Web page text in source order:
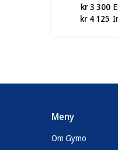
kr 3 300
kr 4 125
Meny
Om Gymo